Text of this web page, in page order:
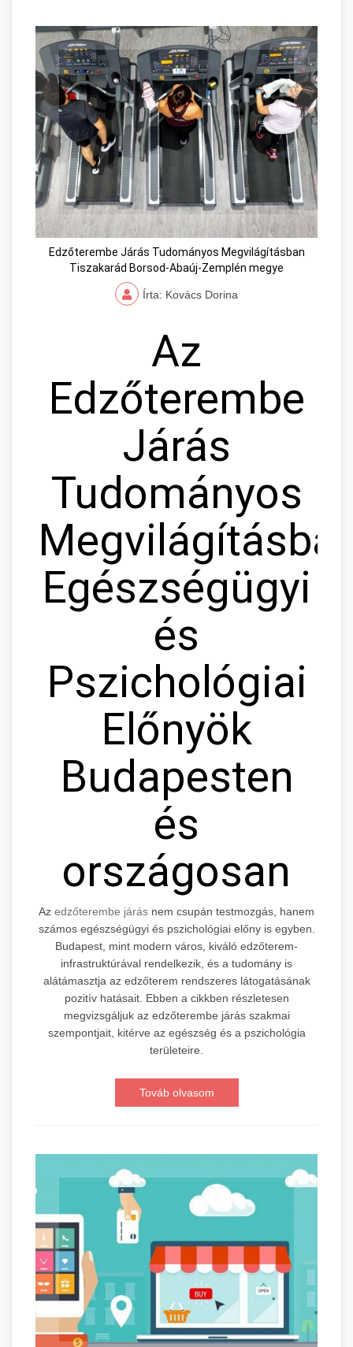
Edzőterembe Járás Tudományos Megvilágításban
Tiszakarád Borsod-Abaúj-Zemplén megye
Írta: Kovács Dorina
Az
Edzőterembe
Járás
Tudományos
Egészségügyi
és
Pszichológiai
Előnyök
Budapesten
és
országosan
Az edzőterembe járás nem csupán testmozgás, hanem
számos egészségügyi és pszichológiai előny is egyben.
Budapest, mint modern város, kiváló edzőterem-
infrastruktúrával rendelkezik, és a tudomány is
alátámasztja az edzőterem rendszeres látogatásának
pozitív hatásait. Ebben a cikkben részletesen
megvizsgáljuk az edzőterembe járás szakmai
szempontjait, kitérve az egészség és a pszichológia
területeire.
Továb olvasom